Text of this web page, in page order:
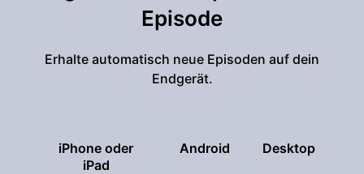
Episode
Erhalte automatisch neue Episoden auf dein
Endgerät.
iPhone oder
iPad
Android Desktop